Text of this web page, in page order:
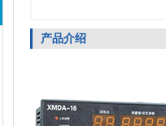
产品介绍